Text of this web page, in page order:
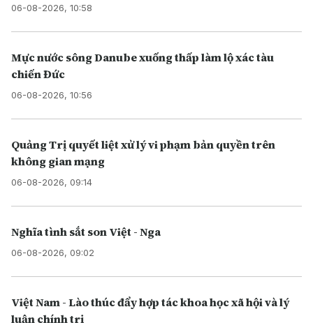
06-08-2026, 10:58
Mực nước sông Danube xuống thấp làm lộ xác tàu
chiến Đức
06-08-2026, 10:56
Quảng Trị quyết liệt xử lý vi phạm bản quyền trên
không gian mạng
06-08-2026, 09:14
Nghĩa tình sắt son Việt - Nga
06-08-2026, 09:02
Việt Nam - Lào thúc đẩy hợp tác khoa học xã hội và lý
luận chính trị